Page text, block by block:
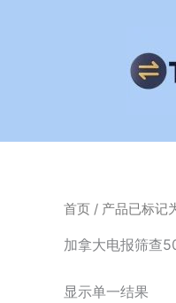
首页 / 产品已标记
加拿大电报筛查
显示单一结果